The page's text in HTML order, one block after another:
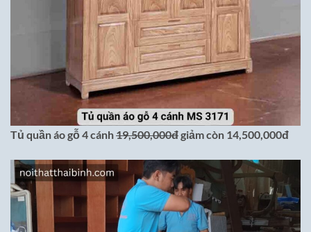
Tủ quần áo gỗ 4 cánh19,500,000đgiảm còn 14,500,000đ